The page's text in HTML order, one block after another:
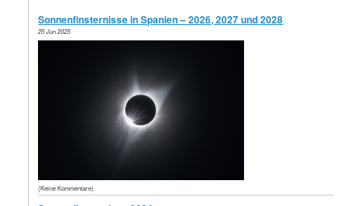
Sonnenfinsternisse in Spanien – 2026, 2027 und 2028
25 Jun 2025
(Keine Kommentare)